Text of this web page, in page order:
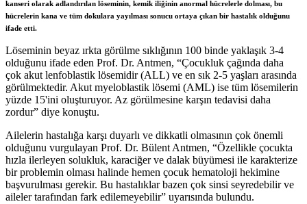
kanseri olarak adlandırılan löseminin, kemik iliğinin anormal hücrelerle dolması, bu
hücrelerin kana ve tüm dokulara yayılması sonucu ortaya çıkan bir hastalık olduğunu
ifade etti.
Löseminin beyaz ırkta görülme sıklığının 100 binde yaklaşık 3-4
olduğunu ifade eden Prof. Dr. Antmen, “Çocukluk çağında daha
çok akut lenfoblastik lösemidir (ALL) ve en sık 2-5 yaşları arasında
görülmektedir. Akut myeloblastik lösemi (AML) ise tüm lösemilerin
yüzde 15'ini oluşturuyor. Az görülmesine karşın tedavisi daha
zordur” diye konuştu.
Ailelerin hastalığa karşı duyarlı ve dikkatli olmasının çok önemli
olduğunu vurgulayan Prof. Dr. Bülent Antmen, “Özellikle çocukta
hızla ilerleyen solukluk, karaciğer ve dalak büyümesi ile karakterize
bir problemin olması halinde hemen çocuk hematoloji hekimine
başvurulması gerekir. Bu hastalıklar bazen çok sinsi seyredebilir ve
aileler tarafından fark edilemeyebilir” uyarısında bulundu.